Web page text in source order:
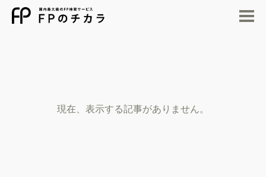
現在、表示する記事がありません。